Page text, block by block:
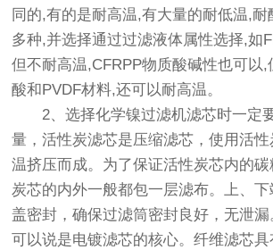
同的,有的是耐高温,有大量的耐低温,
多种,并选择通过过滤液体属性选择,如
但不耐高温,CFRPP物质酸碱性也可以,
酸和PVDF材料,还可以耐高温。
2、选择化学镍过滤机滤芯时一定
量，活性炭滤芯是压缩滤芯，使用活
温挤压而成。为了保证活性炭芯内的
炭芯的内外一般都包一层滤布。上、
盖密封，确保过滤筒密封良好，无泄
可以说是电镀滤芯的核心。纤维滤芯